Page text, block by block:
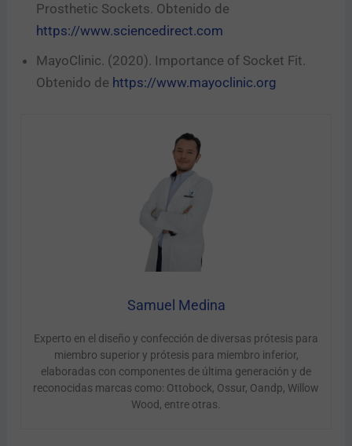
Prosthetic Sockets. Obtenido de
https://www.sciencedirect.com
MayoClinic. (2020). Importance of Socket Fit.
Obtenido de https://www.mayoclinic.org
Samuel Medina
Experto en el diseño y confección de diversas prótesis para
miembro superior y prótesis para miembro inferior,
elaboradas con componentes de última generación y de
reconocidas marcas como: Ottobock, Ossur, Oandp, Willow
Wood, entre otras.